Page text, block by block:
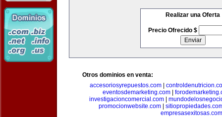
Realizar una Oferta
Precio Ofrecido $
Otros dominios en venta:
accesoriosyrepuestos.com
eventosdemarketing.com|
investigacioncomercial.com
promocionwebsite.com
empresasexitosas.com